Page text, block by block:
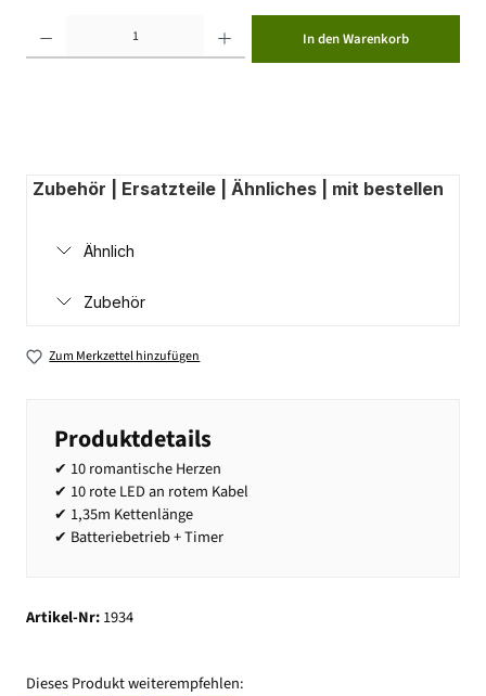
In den Warenkorb
Zubehör | Ersatzteile | Ähnliches | mit bestellen
Ähnlich
Zubehör
Zum Merkzettel hinzufügen
Produktdetails
✔ 10 romantische Herzen
✔ 10 rote LED an rotem Kabel
✔ 1,35m Kettenlänge
✔ Batteriebetrieb + Timer
Artikel-Nr:1934
Dieses Produkt weiterempfehlen: